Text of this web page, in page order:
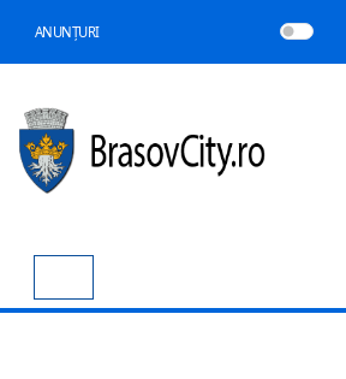
ANUNȚURI